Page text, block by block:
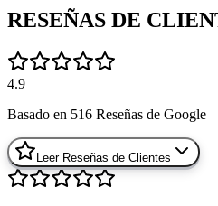
RESEÑAS DE
4.9
Basado en 516 Reseñas de Google
Leer Reseñas de Clientes